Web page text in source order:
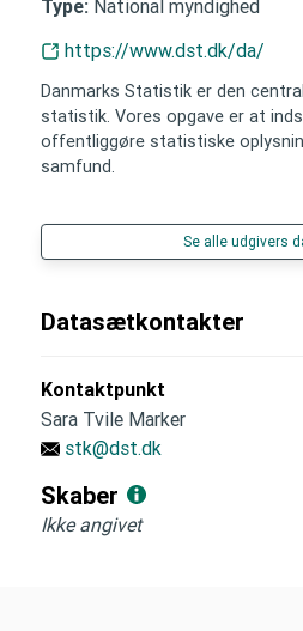
Type: National myndighed
https://www.dst.dk/da/
Danmarks Statistik er den
statistik. Vores opgave er at
offentliggøre statistiske
samfund.
Se alle udgivers
Datasætkontakter
Kontaktpunkt
Sara Tvile Marker
stk@dst.dk
Skaber
Ikke angivet